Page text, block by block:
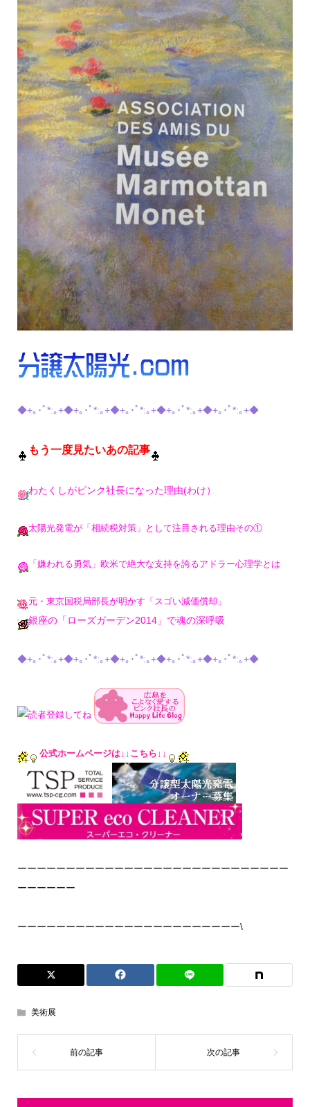
◆+｡･ﾟ*:｡+◆+｡･ﾟ*:｡+◆+｡･ﾟ*:｡+◆+｡･ﾟ*:｡+◆+｡･ﾟ*:｡+◆
もう一度見たいあの記事
わたくしがピンク社長になった理由(わけ）
太陽光発電が「相続税対策」として注目される理由その①
「嫌われる勇気」欧米で絶大な支持を誇るアドラー心理学とは
元・東京国税局部長が明かす「スゴい減価償却」
銀座の「ローズガーデン2014」で魂の深呼吸
◆+｡･ﾟ*:｡+◆+｡･ﾟ*:｡+◆+｡･ﾟ*:｡+◆+｡･ﾟ*:｡+◆+｡･ﾟ*:｡+◆
公式ホームページは↓↓こちら↓↓
ーーーーーーーーーーーーーーーーーーーーーーーーーーーー
ーーーーーー
ーーーーーーーーーーーーーーーーーーーーーーー\
美術展